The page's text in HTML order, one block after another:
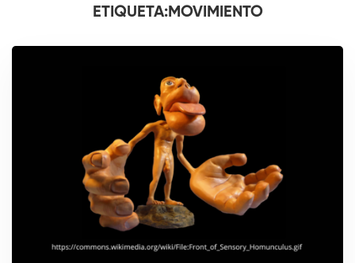
ETIQUETA:MOVIMIENTO